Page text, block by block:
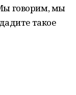
говорим, мы
такое